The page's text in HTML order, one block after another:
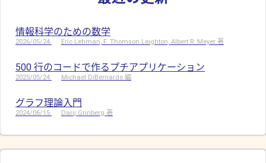
情報科学のための数学
2026/05/24 Eric Lehman, F. Thomson Leighton, Albert R. Meyer 著
500 行のコードで作るプチアプリケーション
2025/05/24 Michael DiBernardo 編
グラフ理論入門
2024/06/15 Darij Grinberg 著